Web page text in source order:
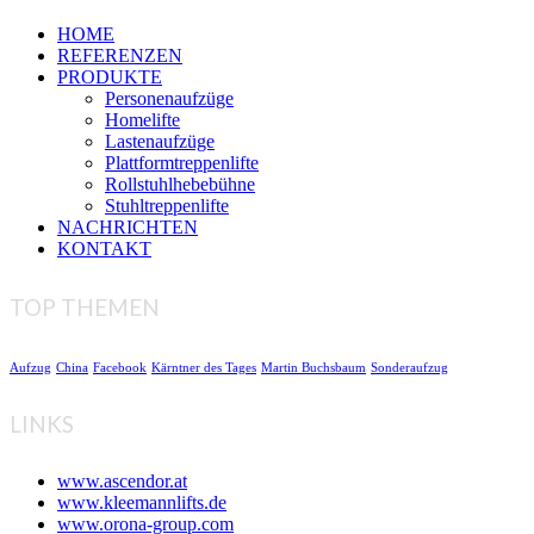
HOME
REFERENZEN
PRODUKTE
Personenaufzüge
Homelifte
Lastenaufzüge
Plattformtreppenlifte
Rollstuhlhebebühne
Stuhltreppenlifte
NACHRICHTEN
KONTAKT
TOP THEMEN
Aufzug China Facebook Kärntner des Tages Martin Buchsbaum Sonderaufzug
LINKS
www.ascendor.at
www.kleemannlifts.de
www.orona-group.com